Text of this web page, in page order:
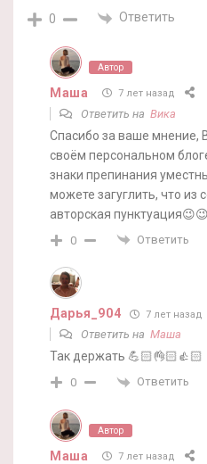
0 Ответить
Автор
Маша 7 лет назад
Ответить на Вика
Спасибо за ваше мнение,
своём персональном
знаки препинания
можете загуглить, что из
авторская
0 Ответить
Дарья_904 7 лет назад
Ответить на Маша
Так держать 💪🏻👌🏻👍🏻
0 Ответить
Автор
Маша 7 лет назад